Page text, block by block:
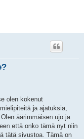
olen kokenut
ja ajatuksia,
äärimmäisen ujo ja
että onko tämä nyt niin
tätä sivustoa. Tämä on